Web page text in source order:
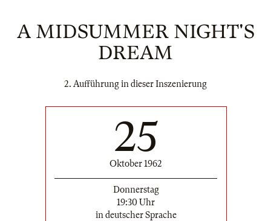
A MIDSUMMER NIGHT'S
DREAM
2. Aufführung in dieser Inszenierung
25
Oktober 1962
Donnerstag
19:30 Uhr
in deutscher Sprache